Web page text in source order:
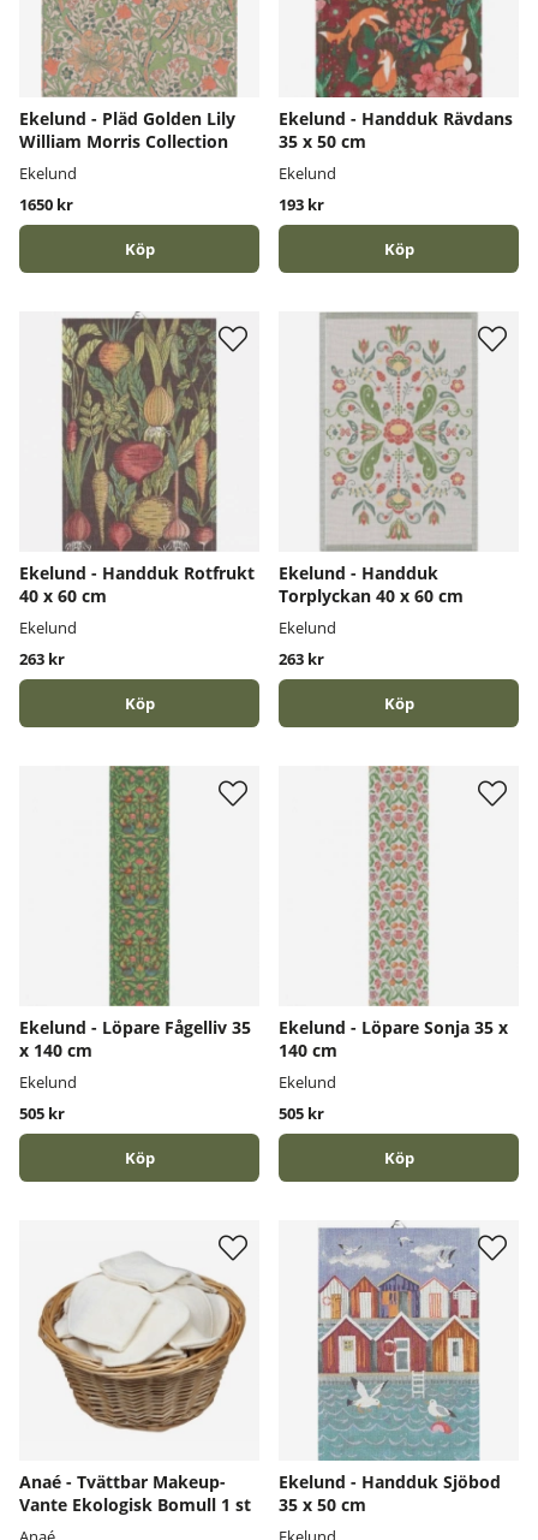
Ekelund - Pläd Golden Lily
William Morris Collection
Ekelund
1650 kr
Köp
Ekelund - Handduk Rävdans
35 x 50 cm
Ekelund
193 kr
Köp
Ekelund - Handduk Rotfrukt
40 x 60 cm
Ekelund
263 kr
Köp
Ekelund - Handduk
Torplyckan 40 x 60 cm
Ekelund
263 kr
Köp
Ekelund - Löpare Fågelliv 35
x 140 cm
Ekelund
505 kr
Köp
Ekelund - Löpare Sonja 35 x
140 cm
Ekelund
505 kr
Köp
Anaé - Tvättbar Makeup-
Vante Ekologisk Bomull 1 st
Ekelund - Handduk Sjöbod
35 x 50 cm